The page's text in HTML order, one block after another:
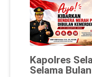
Kapolres
Selama